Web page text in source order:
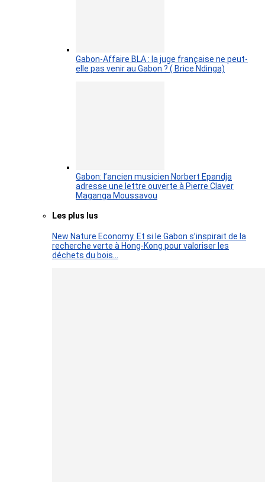
Gabon-Affaire BLA : la juge française ne peut-
elle pas venir au Gabon ? ( Brice Ndinga)
Gabon: l’ancien musicien Norbert Epandja
adresse une lettre ouverte à Pierre Claver
Maganga Moussavou
Les plus lus
New Nature Economy. Et si le Gabon s’inspirait de la
recherche verte à Hong-Kong pour valoriser les
déchets du bois…